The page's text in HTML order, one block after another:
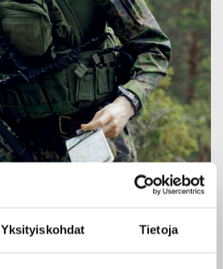
Yksityiskohdat Tietoja